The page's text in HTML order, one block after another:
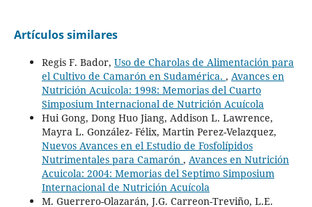
Artículos similares
Regis F. Bador, Uso de Charolas de Alimentación para
el Cultivo de Camarón en Sudamérica. , Avances en
Nutrición Acuicola: 1998: Memorias del Cuarto
Simposium Internacional de Nutrición Acuícola
Hui Gong, Dong Huo Jiang, Addison L. Lawrence,
Mayra L. González- Félix, Martin Perez-Velazquez,
Nuevos Avances en el Estudio de Fosfolípidos
Nutrimentales para Camarón , Avances en Nutrición
Acuicola: 2004: Memorias del Septimo Simposium
Internacional de Nutrición Acuícola
M. Guerrero-Olazarán, J.G. Carreon-Treviño, L.E.